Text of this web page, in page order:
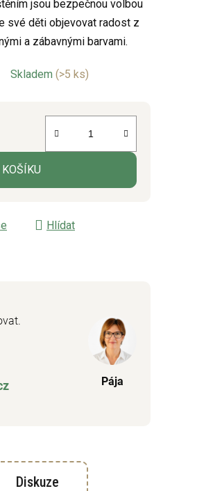
jsou bezpečnou volbou
své děti objevovat radost z
a zábavnými barvami.
Skladem (>5 ks)
KOŠÍKU
Hlídat
Pája
Diskuze